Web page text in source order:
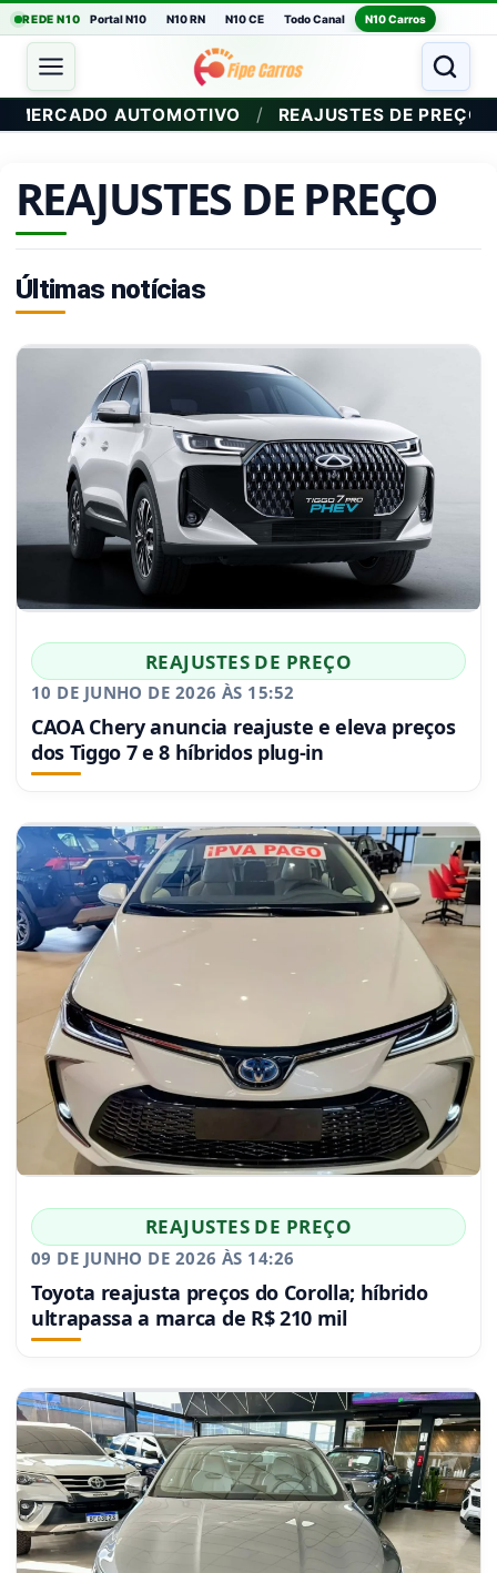
REDE N10 Portal N10 N10 RN N10 CE Todo Canal N10 Carros
MERCADO AUTOMOTIVO / REAJUSTES DE PREÇO
REAJUSTES DE PREÇO
Últimas notícias
REAJUSTES DE PREÇO
10 DE JUNHO DE 2026 ÀS 15:52
CAOA Chery anuncia reajuste e eleva preços
dos Tiggo 7 e 8 híbridos plug-in
REAJUSTES DE PREÇO
09 DE JUNHO DE 2026 ÀS 14:26
Toyota reajusta preços do Corolla; híbrido
ultrapassa a marca de R$ 210 mil